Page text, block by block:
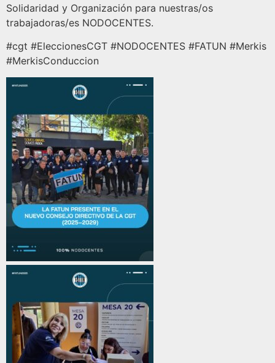
Solidaridad y Organización para nuestras/os
trabajadoras/es NODOCENTES.
#cgt #EleccionesCGT #NODOCENTES #FATUN #Merkis
#MerkisConduccion